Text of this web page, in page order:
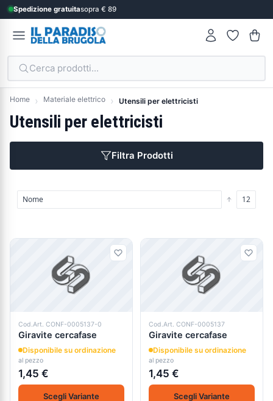
Spedizione gratuitasopra € 89
Cerca prodotti...
Home Materiale elettrico Utensili per elettricisti
Utensili per elettricisti
Filtra Prodotti
Prodotti
Cod.Art. CONF-0005137-0
Giravite cercafase
Disponibile su ordinazione
al pezzo
1,45 €
Scegli Variante
Cod.Art. CONF-0005137
Giravite cercafase
Disponibile su ordinazione
al pezzo
1,45 €
Scegli Variante